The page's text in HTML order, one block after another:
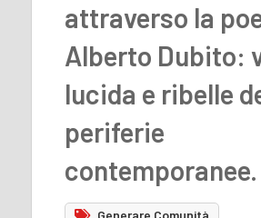
attraverso la
Alberto Dubito:
lucida e ribelle
periferie
contemporanee.